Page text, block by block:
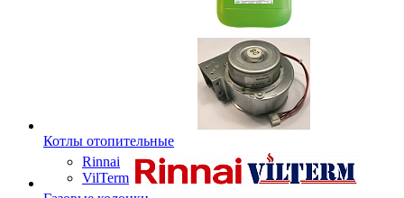
Котлы отопительные
Rinnai
VilTerm